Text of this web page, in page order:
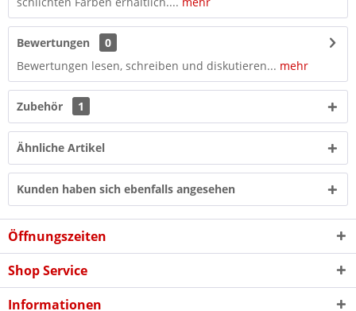
Bewertungen
0
Bewertungen lesen, schreiben und diskutieren... mehr
Zubehör 1
Ähnliche Artikel
Kunden haben sich ebenfalls angesehen
Öffnungszeiten
Shop Service
Informationen